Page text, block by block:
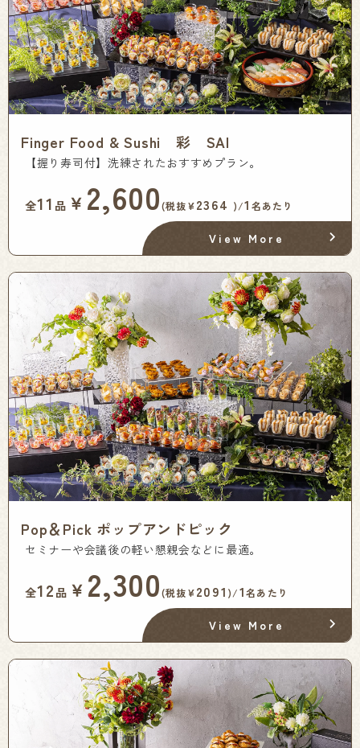
Finger Food & Sushi 彩 SAI
【握り寿司付】洗練されたおすすめプラン。
全11 品 ￥ 2,600(税抜¥2364 )/1 名あたり
View More
Pop＆Pick ポップアンドピック
セミナーや会議後の軽い懇親会などに最適。
全12 品 ￥ 2,300(税抜¥2091 )/1名あたり
View More